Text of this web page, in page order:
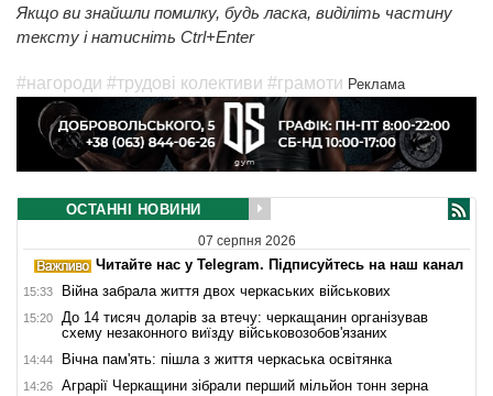
Якщо ви знайшли помилку, будь ласка, виділіть частину
тексту і натисніть Ctrl+Enter
#нагороди #трудові колективи #грамоти Реклама
ОСТАННІ НОВИНИ
07 серпня 2026
Читайте нас у Telegram. Підписуйтесь на наш канал
15:33 Війна забрала життя двох черкаських військових
15:20
До 14 тисяч доларів за втечу: черкащанин організував
схему незаконного виїзду військовозобов'язаних
14:44 Вічна пам'ять: пішла з життя черкаська освітянка
14:26 Аграрії Черкащини зібрали перший мільйон тонн зерна